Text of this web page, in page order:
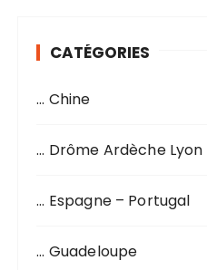
CATÉGORIES
… Chine
… Drôme Ardèche Lyon
… Espagne – Portugal
… Guadeloupe